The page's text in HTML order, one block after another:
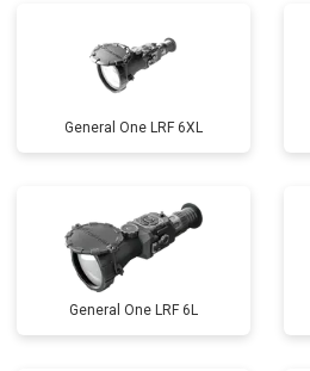
General One LRF 6XL
General One LRF 6L